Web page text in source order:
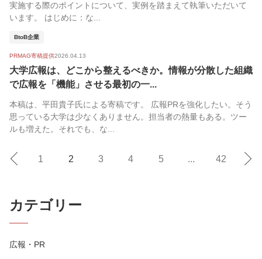
実施する際のポイントについて、実例を踏まえて執筆いただいて
います。 はじめに：な...
BtoB企業
PRMAG寄稿提供2026.04.13
大学広報は、どこから整えるべきか。情報が分散した組織
で広報を「機能」させる最初の一...
本稿は、平田貴子氏による寄稿です。 広報PRを強化したい。そう
思っている大学は少なくありません。担当者の熱量もある。ツー
ルも増えた。それでも、な...
1 2 3 4 5 ... 42
カテゴリー
広報・PR